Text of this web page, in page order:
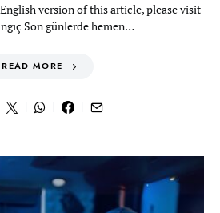
version of this article, please visit
Son günlerde hemen…
READ MORE